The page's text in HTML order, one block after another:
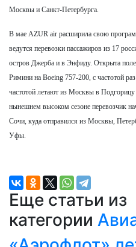
Москвы и Санкт-Петербурга.
В мае AZUR air расширила свою
ведутся перевозки пассажиров из 17
остров Джерба и в Энфиду. Открыта
Римини на Boeing 757-200, с частотой
частотой летают из Москвы в
нынешнем высоком сезоне перевозчик
Сочи, куда отправился из Москвы,
Уфы.
Еще статьи из
категории